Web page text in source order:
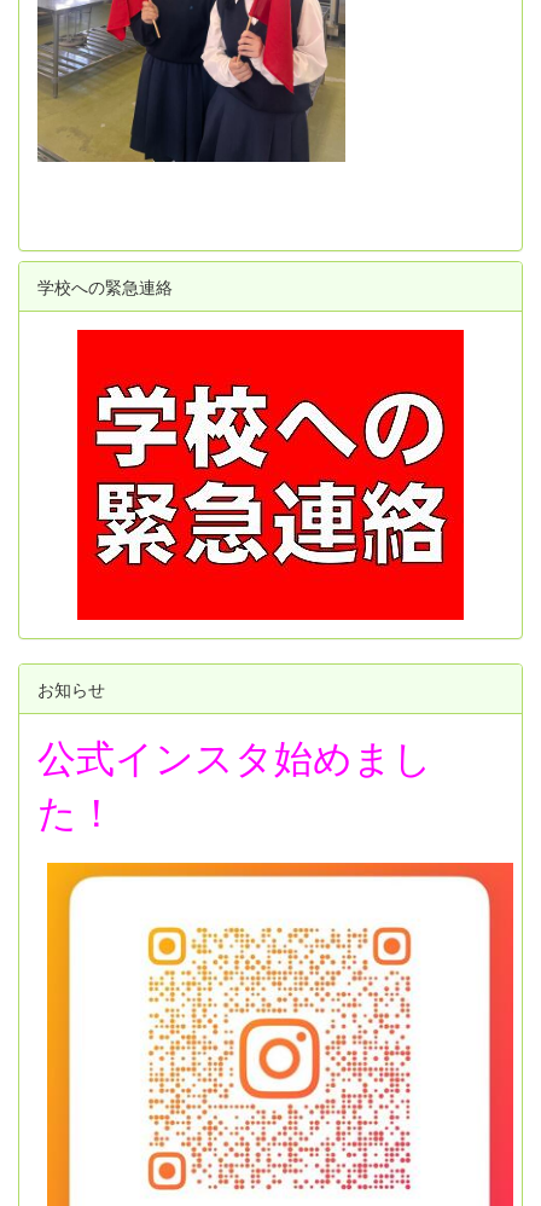
学校への緊急連絡
お知らせ
公式インスタ始めまし
た！